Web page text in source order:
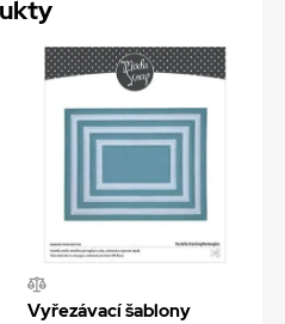
Vyřezávací šablony